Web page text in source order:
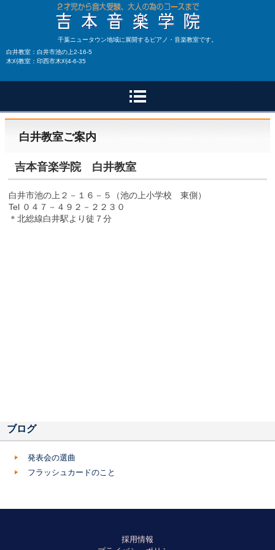
千葉ニュータウン地域に展開するピアノ・音楽教室です。
白井教室：白井市池の上2-16-5
木刈教室：印西市木刈4-6-35
白井教室ご案内
吉本音楽学院 白井教室
白井市池の上２－１６－５（池の上小学校 東側）
Tel ０４７－４９２－２２３０
＊北総線白井駅より徒７分
ブログ
発表会の選曲
フラッシュカードのこと
採用情報